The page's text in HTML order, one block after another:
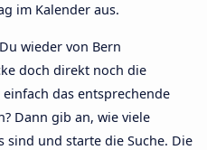
im Kalender aus.
wieder von Bern
doch direkt noch die
das entsprechende
Dann gib an, wie viele
sind und starte die Suche. Die